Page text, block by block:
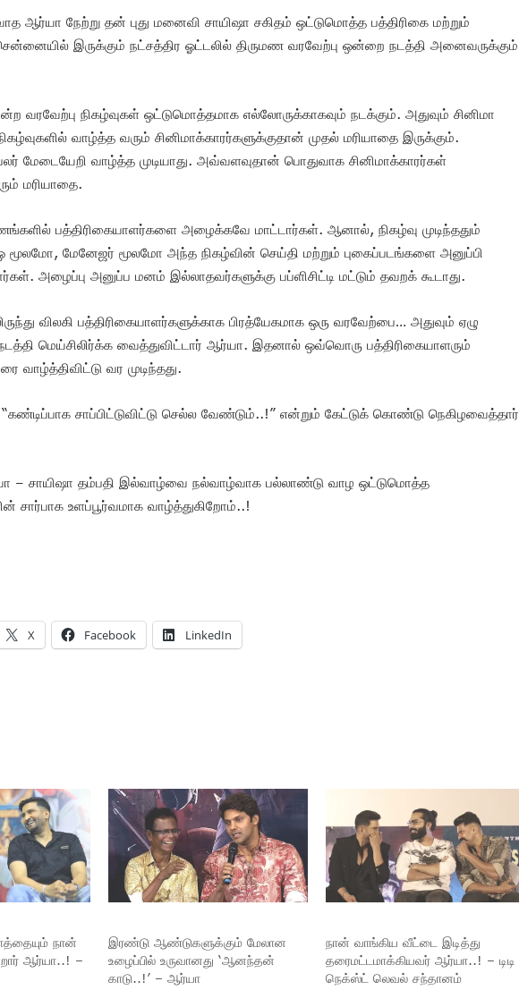
ஆர்யா நேற்று தன் புது மனைவி சாயிஷா சகிதம் ஒட்டுமொத்த பத்திரிகை மற்றும்
இருக்கும் நட்சத்திர ஓட்டலில் திருமண வரவேற்பு ஒன்றை நடத்தி அனைவருக்கும்
வரவேற்பு நிகழ்வுகள் ஒட்டுமொத்தமாக எல்லோருக்காகவும் நடக்கும். அதுவும் சினிமா
வாழ்த்த வரும் சினிமாக்காரர்களுக்குதான் முதல் மரியாதை இருக்கும்.
மேடையேறி வாழ்த்த முடியாது. அவ்வளவுதான் பொதுவாக சினிமாக்காரர்கள்
மரியாதை.
பத்திரிகையாளர்களை அழைக்கவே மாட்டார்கள். ஆனால், நிகழ்வு முடிந்ததும்
மூலமோ, மேனேஜர் மூலமோ அந்த நிகழ்வின் செய்தி மற்றும் புகைப்படங்களை அனுப்பி
அழைப்பு அனுப்ப மனம் இல்லாதவர்களுக்கு பப்ளிசிட்டி மட்டும் தவறக் கூடாது.
விலகி பத்திரிகையாளர்களுக்காக பிரத்யேகமாக ஒரு வரவேற்பை… அதுவும் ஏழு
மெய்சிலிர்க்க வைத்துவிட்டார் ஆர்யா. இதனால் ஒவ்வொரு பத்திரிகையாளரும்
வாழ்த்திவிட்டு வர முடிந்தது.
சாப்பிட்டுவிட்டு செல்ல வேண்டும்..!” என்றும் கேட்டுக் கொண்டு நெகிழவைத்தார்
– சாயிஷா தம்பதி இல்வாழ்வை நல்வாழ்வாக பல்லாண்டு வாழ ஒட்டுமொத்த
சார்பாக உளப்பூர்வமாக வாழ்த்துகிறோம்..!
X Facebook LinkedIn
நான்
ஆர்யா..! –
இரண்டு ஆண்டுகளுக்கும் மேலான
உழைப்பில் உருவானது ‘ஆனந்தன்
காடு..!’ – ஆர்யா
நான் வாங்கிய வீட்டை இடித்து
தரைமட்டமாக்கியவர் ஆர்யா..! – டிடி
நெக்ஸ்ட் லெவல் சந்தானம்